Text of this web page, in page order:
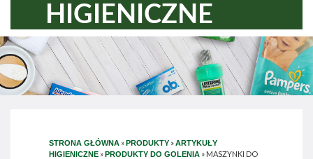
HIGIENICZNE
STRONA GŁÓWNA »PRODUKTY »ARTYKUŁY
HIGIENICZNE »PRODUKTY DO GOLENIA » MASZYNKI DO